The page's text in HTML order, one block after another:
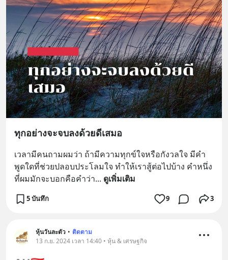
ทุกอย่างจะจบลงด้วยดีเสมอ
เวลามีคนถามผมว่า ถ้ามีความทุกข์ใจหรือกังวลใจ มีคำ
พูดใดที่ช่วยปลอบประโลมใจ ทำให้เราสู้ต่อไปบ้าง คำหนึ่ง
ที่ผมมักจะบอกคือคำว่า... ดูเพิ่มเติม
5 บันทึก 9 3
หุ้นวันละตัว • ติดตาม
13 ก.ย. 2024 เวลา 14:40 • หุ้น & เศรษฐกิจ